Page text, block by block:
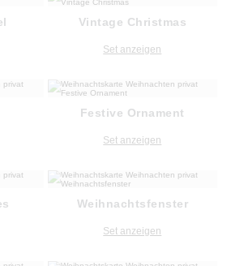
Vintage Christmas
Set anzeigen
Festive Ornament
Set anzeigen
Weihnachtsfenster
Set anzeigen